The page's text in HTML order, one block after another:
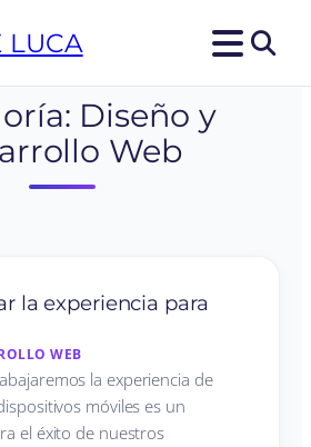
LUCA
Diseño y
Web
la experiencia para
WEB
la experiencia de
móviles es un
el éxito de nuestros